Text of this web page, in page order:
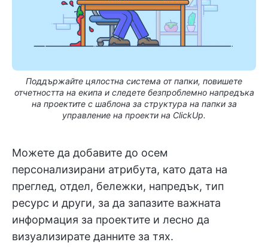
Поддържайте цялостна система от папки, повишете
отчетността на екипа и следете безпроблемно напредъка
на проектите с шаблона за структура на папки за
управление на проекти на ClickUp.
Можете да добавите до осем
персонализирани атрибута, като дата на
преглед, отдел, бележки, напредък, тип
ресурс и други, за да запазите важната
информация за проектите и лесно да
визуализирате данните за тях.